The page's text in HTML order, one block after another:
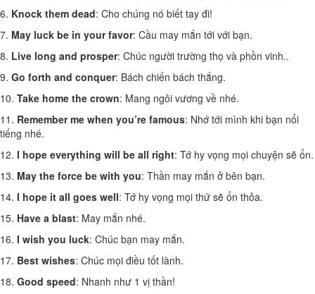
6. Knock them dead: Cho chúng nó biết tay đi!
7. May luck be in your favor: Cầu may mắn tới với bạn.
8. Live long and prosper: Chúc người trường thọ và phồn vinh..
9. Go forth and conquer: Bách chiến bách thắng.
10. Take home the crown: Mang ngôi vương về nhé.
11. Remember me when you’re famous: Nhớ tới mình khi bạn nổi
tiếng nhé.
12. I hope everything will be all right: Tớ hy vọng mọi chuyện sẽ ổn.
13. May the force be with you: Thần may mắn ở bên bạn.
14. I hope it all goes well: Tớ hy vọng mọi thứ sẽ ổn thỏa.
15. Have a blast: May mắn nhé.
16. I wish you luck: Chúc bạn may mắn.
17. Best wishes: Chúc mọi điều tốt lành.
18. Good speed: Nhanh như 1 vị thần!